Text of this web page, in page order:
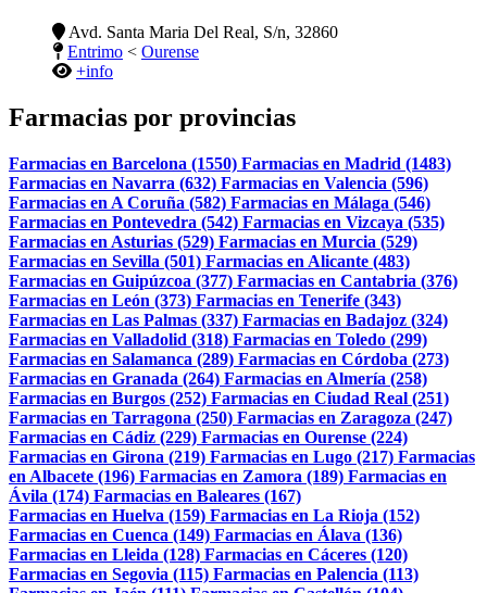
Avd. Santa Maria Del Real, S/n, 32860
Entrimo < Ourense
+info
Farmacias por provincias
Farmacias en Barcelona (1550) Farmacias en Madrid (1483)
Farmacias en Navarra (632) Farmacias en Valencia (596)
Farmacias en A Coruña (582) Farmacias en Málaga (546)
Farmacias en Pontevedra (542) Farmacias en Vizcaya (535)
Farmacias en Asturias (529) Farmacias en Murcia (529)
Farmacias en Sevilla (501) Farmacias en Alicante (483)
Farmacias en Guipúzcoa (377) Farmacias en Cantabria (376)
Farmacias en León (373) Farmacias en Tenerife (343)
Farmacias en Las Palmas (337) Farmacias en Badajoz (324)
Farmacias en Valladolid (318) Farmacias en Toledo (299)
Farmacias en Salamanca (289) Farmacias en Córdoba (273)
Farmacias en Granada (264) Farmacias en Almería (258)
Farmacias en Burgos (252) Farmacias en Ciudad Real (251)
Farmacias en Tarragona (250) Farmacias en Zaragoza (247)
Farmacias en Cádiz (229) Farmacias en Ourense (224)
Farmacias en Girona (219) Farmacias en Lugo (217) Farmacias
en Albacete (196) Farmacias en Zamora (189) Farmacias en
Ávila (174) Farmacias en Baleares (167)
Farmacias en Huelva (159) Farmacias en La Rioja (152)
Farmacias en Cuenca (149) Farmacias en Álava (136)
Farmacias en Lleida (128) Farmacias en Cáceres (120)
Farmacias en Segovia (115) Farmacias en Palencia (113)